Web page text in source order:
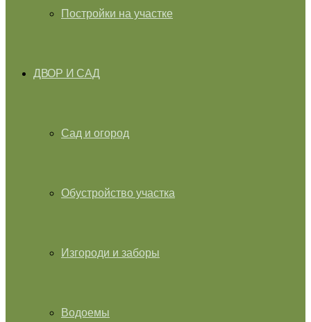
Постройки на участке
ДВОР И САД
Сад и огород
Обустройство участка
Изгороди и заборы
Водоемы